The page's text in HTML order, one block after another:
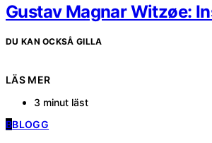
Gustav Magnar Witzøe:
DU KAN OCKSÅ GILLA
LÄS MER
3 minut läst
BBLOGG